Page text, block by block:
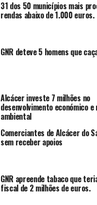
31 dos 50 municípios mais
rendas abaixo de 1.000 euros.
GNR deteve 5 homens que
Alcácer investe 7 milhões no
desenvolvimento económico e
ambiental
Comerciantes de Alcácer do
sem receber apoios
GNR apreende tabaco que
fiscal de 2 milhões de euros.